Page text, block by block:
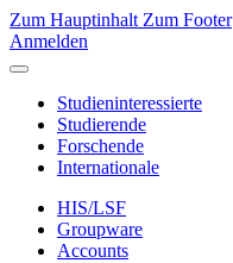
Zum Hauptinhalt Zum Footer
Anmelden
Studieninteressierte
Studierende
Forschende
Internationale
HIS/LSF
Groupware
Accounts